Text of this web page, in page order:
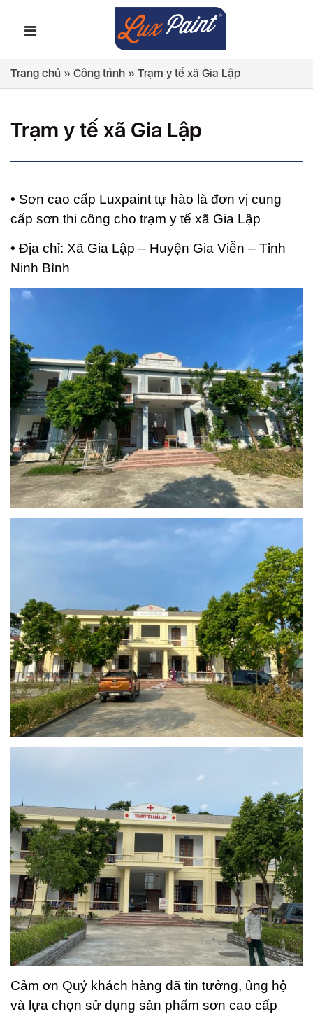
Trang chủ » Công trình » Trạm y tế xã Gia Lập
Trạm y tế xã Gia Lập
• Sơn cao cấp Luxpaint tự hào là đơn vị cung
cấp sơn thi công cho trạm y tế xã Gia Lập
• Địa chỉ: Xã Gia Lập – Huyện Gia Viễn – Tỉnh
Ninh Bình
Cảm ơn Quý khách hàng đã tin tưởng, ủng hộ
và lựa chọn sử dụng sản phẩm sơn cao cấp